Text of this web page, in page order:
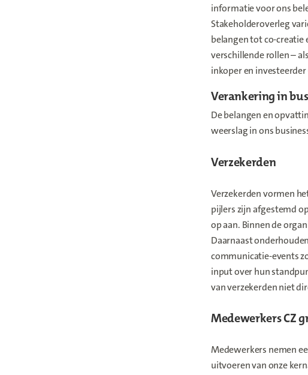
informatie voor ons
Stakeholderoverleg
belangen tot co-creatie
verschillende rollen –
inkoper en
Verankering in
De belangen en
weerslag in ons
Verzekerden
Verzekerden vormen
pijlers zijn afgestemd
op aan. Binnen de
Daarnaast
communicatie-events
input over hun
van verzekerden niet
Medewerkers CZ
Medewerkers nemen
uitvoeren van onze